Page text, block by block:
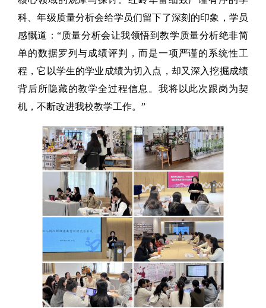
科、年级质量分析会给学员们留下了深刻的印象，学员
感慨道：“质量分析会让我领悟到教学质量分析绝非简
单的数据罗列与成绩评判，而是一项严谨的系统性工
程，它以学生的学业成绩为切入点，却又深入挖掘成绩
背后所隐藏的教学全过程信息。我将以此次跟岗为契
机，不断改进我校教学工作。”